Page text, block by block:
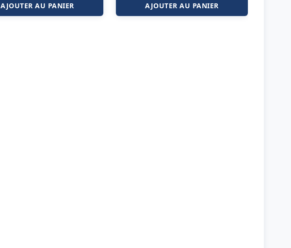
AJOUTER AU PANIER AJOUTER AU PANIER